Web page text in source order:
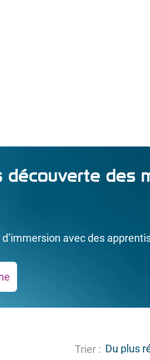
découverte des
avec des
:
M
Trier :